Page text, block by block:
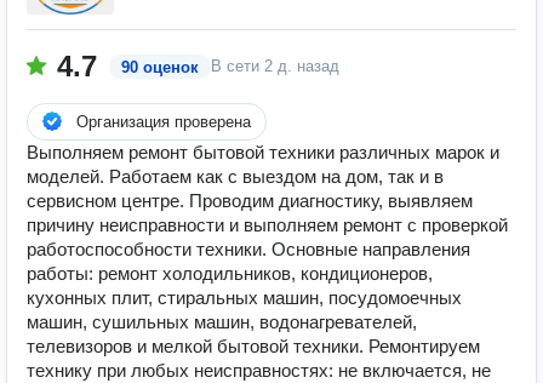
4.7 90 оценок В сети 2 д. назад
Организация проверена
Выполняем ремонт бытовой техники различных марок и
моделей. Работаем как с выездом на дом, так и в
сервисном центре. Проводим диагностику, выявляем
причину неисправности и выполняем ремонт с проверкой
работоспособности техники. Основные направления
работы: ремонт холодильников, кондиционеров,
кухонных плит, стиральных машин, посудомоечных
машин, сушильных машин, водонагревателей,
телевизоров и мелкой бытовой техники. Ремонтируем
технику при любых неисправностях: не включается, не